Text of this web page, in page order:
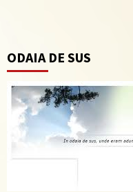
ODAIA DE SUS